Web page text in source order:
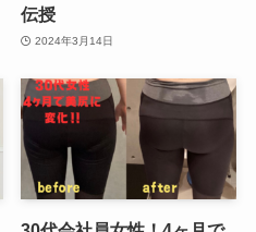
伝授
2024年3月14日